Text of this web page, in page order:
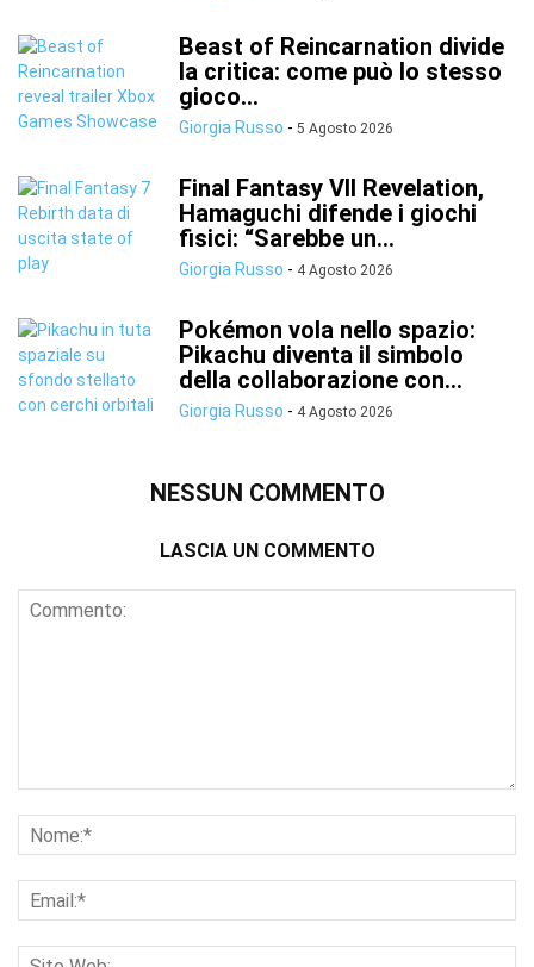
Beast of Reincarnation divide
la critica: come può lo stesso
gioco...
Giorgia Russo - 5 Agosto 2026
Final Fantasy VII Revelation,
Hamaguchi difende i giochi
fisici: “Sarebbe un...
Giorgia Russo - 4 Agosto 2026
Pokémon vola nello spazio:
Pikachu diventa il simbolo
della collaborazione con...
Giorgia Russo - 4 Agosto 2026
NESSUN COMMENTO
LASCIA UN COMMENTO